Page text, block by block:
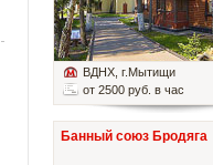
ВДНХ , г.Мытищи
от 2500 руб. в час
Банный союз Бродяга